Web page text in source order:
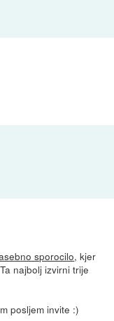
sporocilo, kjer
najbolj izvirni trije
posljem invite :)